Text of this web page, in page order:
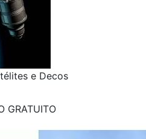
e Decos
GRATUITO